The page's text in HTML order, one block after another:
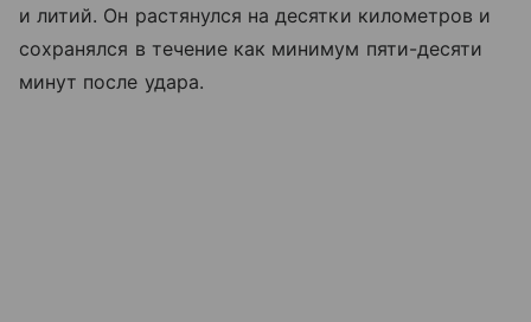
и литий. Он растянулся на десятки километров и
сохранялся в течение как минимум пяти-десяти
минут после удара.